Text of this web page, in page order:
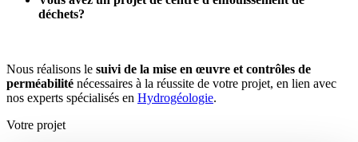
déchets?
Nous réalisons le suivi de la mise en œuvre et contrôles de
perméabilité nécessaires à la réussite de votre projet, en lien avec
nos experts spécialisés en Hydrogéologie.
Votre projet